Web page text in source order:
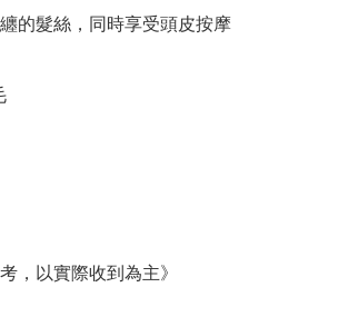
的髮絲，同時享受頭皮按摩
，以實際收到為主》